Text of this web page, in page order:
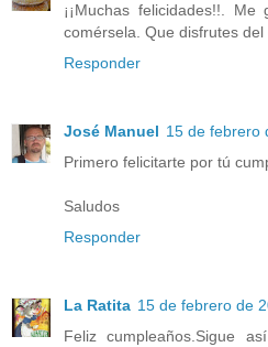
¡¡Muchas felicidades!!.
comérsela. Que disfrutes
Responder
José Manuel 15 de febrero
Primero felicitarte por tú
Saludos
Responder
La Ratita 15 de febrero de
Feliz cumpleaños.Sigue